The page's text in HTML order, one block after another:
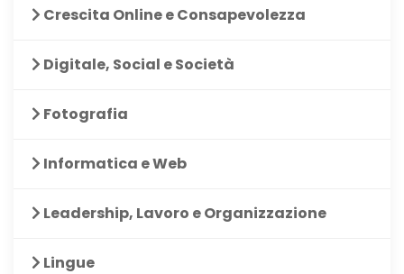
Crescita Online e Consapevolezza
Digitale, Social e Società
Fotografia
Informatica e Web
Leadership, Lavoro e Organizzazione
Lingue